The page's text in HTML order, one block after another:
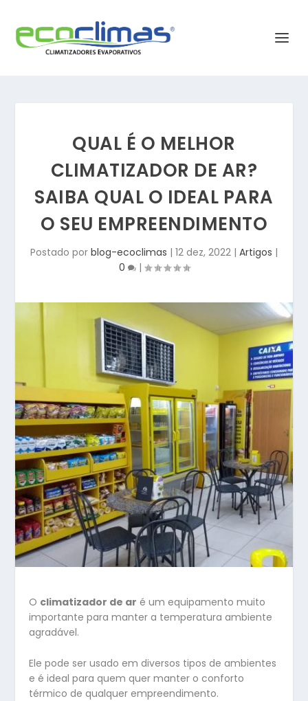
QUAL É O MELHOR
CLIMATIZADOR DE AR?
SAIBA QUAL O IDEAL PARA
O SEU EMPREENDIMENTO
Postado por blog-ecoclimas | 12 dez, 2022 | Artigos |
0
|
O climatizador de ar é um equipamento muito
importante para manter a temperatura ambiente
agradável.
Ele pode ser usado em diversos tipos de ambientes
e é ideal para quem quer manter o conforto
térmico de qualquer empreendimento.